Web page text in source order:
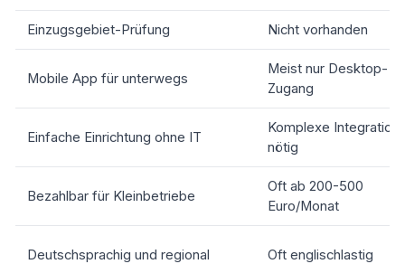
Einzugsgebiet-Prüfung Nicht vorhanden
Mobile App für unterwegs
Meist nur Desktop-
Zugang
Einfache Einrichtung ohne IT
Komplexe Integration
nötig
Bezahlbar für Kleinbetriebe
Oft ab 200-500
Euro/Monat
Deutschsprachig und regional Oft englischlastig